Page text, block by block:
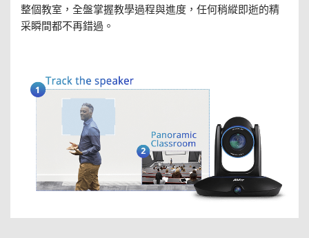
整個教室，全盤掌握教學過程與進度，任何稍縱即逝的精
采瞬間都不再錯過。